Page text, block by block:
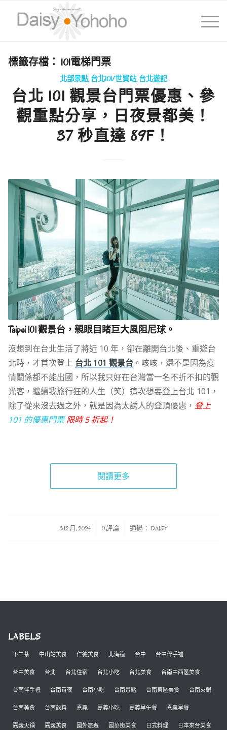
標籤存檔： 101電梯門票
北部景點,台北101/世貿站,台北遊記
台北 101 觀景台門票優惠、參
觀重點分享，日夜景都美！
37 秒直達 89F！
Taipei 101 觀景台，親眼目睹巨大風阻尼球。
沒想到在台北生活了將近 10 年，卻在離開台北後、重遊台
北時，才首次登上 台北 101 觀景台。咳咳，還不是因為疫
情關係都不能出國，所以我只好在台灣當一名不折不扣的觀
光客，繼續我旅行狂的人生（笑）這次想要登上台北 101，
除了從來沒去過之外，就是因為太誘人的登頂優惠， 登上
101 的優惠門票限時 5 折起！
閱讀更多
3 12 月, 2024
/ 0 評論 通過： DAISY
LABELS
下午茶 中山站美食 仁德美食 北海道 台中 台中伴手禮
台中美食 台北 台北住宿 台北小吃 台北美食 台南中西區美食
台南伴手禮 台南宵夜 台南小吃 台南景點 台南東區美食 台南火鍋
台南美食 台南飲料 嘉義 嘉義小吃 嘉義早午餐 嘉義早餐
嘉義火鍋 嘉義美食 國外旅遊 國華街美食 日式料理 日本來台美食